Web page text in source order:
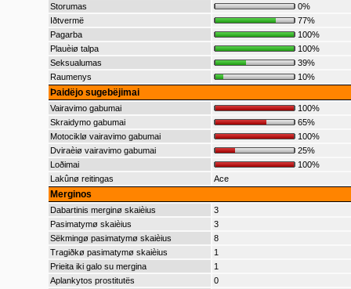
Storumas
0%
Iðtvermë
77%
Pagarba
100%
Plauèiø talpa
100%
Seksualumas
39%
Raumenys
10%
Þaidëjo sugebëjimai
Vairavimo gabumai
100%
Skraidymo gabumai
65%
Motociklø vairavimo gabumai
100%
Dviraèiø vairavimo gabumai
25%
Loðimai
100%
Lakûnø reitingas
Ace
Merginos
Dabartinis merginø skaièius
3
Pasimatymø skaièius
3
Sëkmingø pasimatymø skaièius
8
Tragiðkø pasimatymø skaièius
1
Prieita iki galo su mergina
1
Aplankytos prostitutës
0